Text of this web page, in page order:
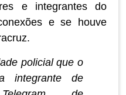
e integrantes do
e se houve
policial que o
integrante de